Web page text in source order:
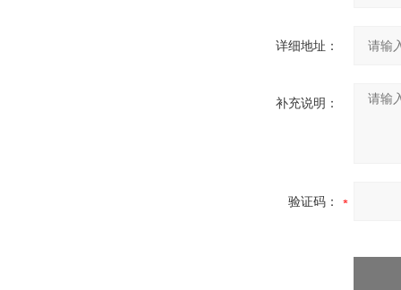
详细地址：
补充说明：
验证码：